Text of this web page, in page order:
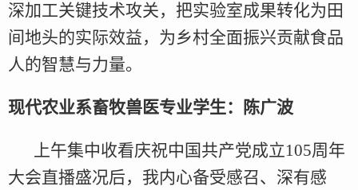
深加工关键技术攻关，把实验室成果转化为田
间地头的实际效益，为乡村全面振兴贡献食品
人的智慧与力量。
现代农业系畜牧兽医专业学生：陈广波
上午集中收看庆祝中国共产党成立105周年
大会直播盛况后，我内心备受感召、深有感